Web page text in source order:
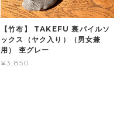
【竹布】 TAKEFU 裏パイルソ
ックス（ヤク入り）（男女兼
用） 杢グレー
¥3,850